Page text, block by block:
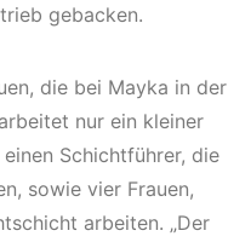
gebacken.
die bei Mayka in der
nur ein kleiner
Schichtführer, die
sowie vier Frauen,
arbeiten. „Der